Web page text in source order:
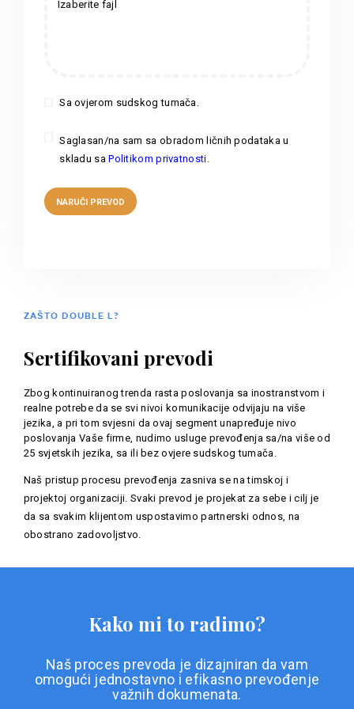
Izaberite fajl
Sa ovjerom sudskog tumača.
Saglasan/na sam sa obradom ličnih podataka u
skladu saPolitikom privatnosti.
ZAŠTO DOUBLE L?
Sertifikovani prevodi
Zbog kontinuiranog trenda rasta poslovanja sa inostranstvom i
realne potrebe da se svi nivoi komunikacije odvijaju na više
jezika, a pri tom svjesni da ovaj segment unapređuje nivo
poslovanja Vaše firme, nudimo usluge prevođenja sa/na više od
25 svjetskih jezika, sa ili bez ovjere sudskog tumača.
Naš pristup procesu prevođenja zasniva se na timskoj i
projektoj organizaciji. Svaki prevod je projekat za sebe i cilj je
da sa svakim klijentom uspostavimo partnerski odnos, na
obostrano zadovoljstvo.
Kako mi to radimo?
Naš proces prevoda je dizajniran da vam
omogući jednostavno i efikasno prevođenje
važnih dokumenata.